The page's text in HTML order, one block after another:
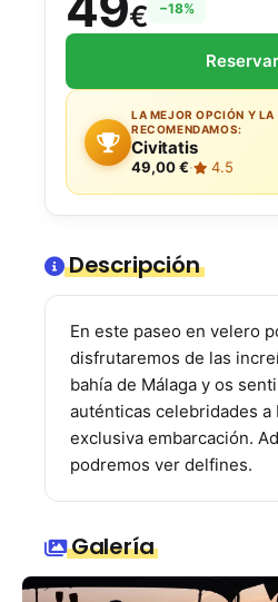
€ −18%
Reservar
LA MEJOR OPCIÓN Y LA
RECOMENDAMOS:
Civitatis
49,00 €· 4.5
Descripción
En este paseo en velero
disfrutaremos de las
bahía de Málaga y os
auténticas celebridades a
exclusiva embarcación.
podremos ver delfines.
Galería